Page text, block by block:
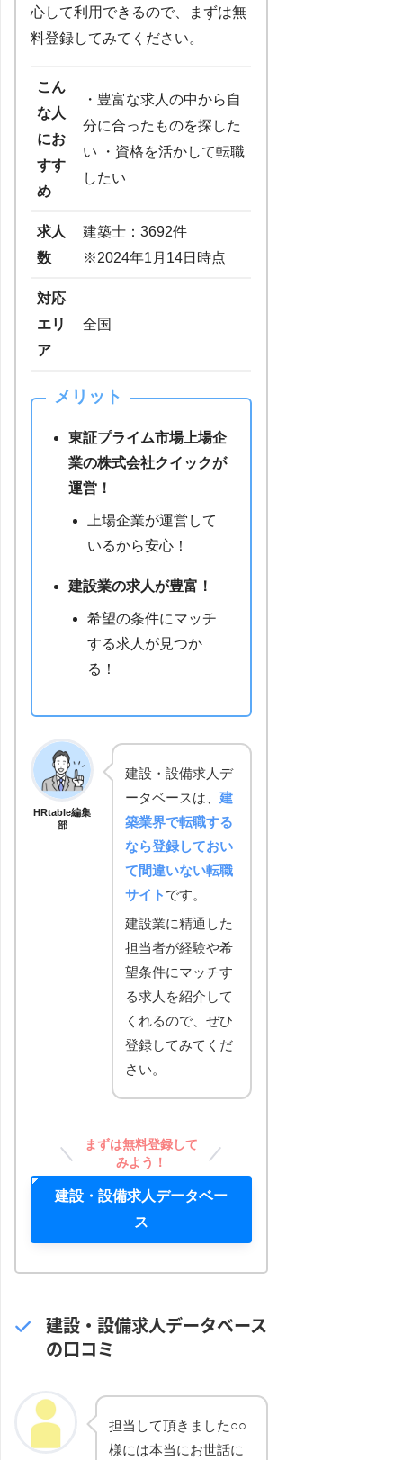
心して利用できるので、まずは無
料登録してみてください。
こん
な人
にお
すす
め
・豊富な求人の中から自
分に合ったものを探した
い ・資格を活かして転職
したい
求人
数
建築士：3692件
※2024年1月14日時点
対応
エリ
ア
全国
メリット
東証プライム市場上場企
業の株式会社クイックが
運営！
上場企業が運営して
いるから安心！
建設業の求人が豊富！
希望の条件にマッチ
する求人が見つか
る！
HRtable編集
部
建設・設備求人デ
ータベースは、 建
築業界で転職する
なら登録しておい
て間違いない転職
サイト です。
建設業に精通した
担当者が経験や希
望条件にマッチす
る求人を紹介して
くれるので、ぜひ
登録してみてくだ
さい。
まずは無料登録して
みよう！
建設・設備求人データベー
ス
建設・設備求人データベース
の口コミ
担当して頂きました○○
様には本当にお世話に